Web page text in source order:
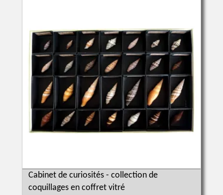
Cabinet de curiosités - collection de
coquillages en coffret vitré